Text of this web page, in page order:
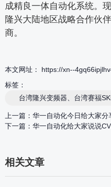
成精良一体自动化系统。
隆兴大陆地区战略合作伙
商。
本文网址： https://xn--
标签：
台湾隆兴变频器、台湾赛福
上一篇： 华一自动化今日给大家分
下一篇： 华一自动化给大家说说
相关文章